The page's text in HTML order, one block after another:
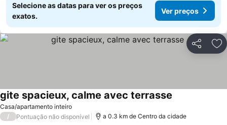
Selecione as datas para ver os preços
exatos.
Ver preços
Partilhar
Casa/apartamento inteiro
gite spacieux, calme avec terrasse
/ Pontuação não disponível a 0.3 km de Centro da cidade